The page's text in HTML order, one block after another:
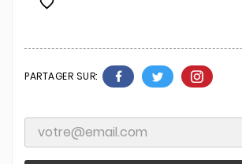
PARTAGER SUR: